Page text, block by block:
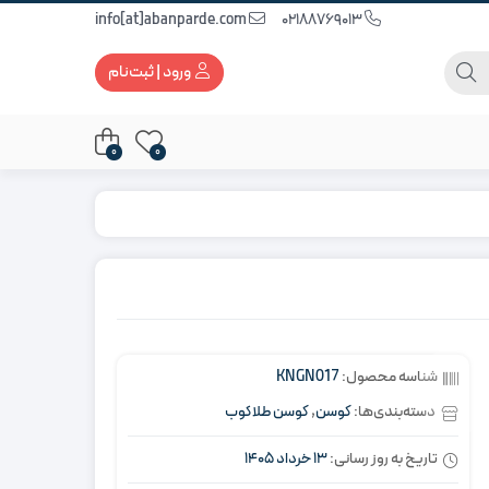
ورود | ثبت‌نام
0
0
شناسه محصول:KNGN017
دسته‌بندی‌ها:کوسن,کوسن طلاکوب
تاریخ به روز رسانی:13 خرداد 1405